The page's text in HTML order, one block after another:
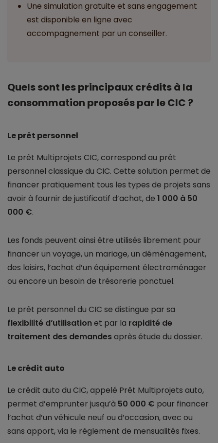
Une simulation gratuite et sans engagement
est disponible en ligne avec
accompagnement par un conseiller.
Quels sont les principaux crédits à la
consommation proposés par le CIC ?
Le prêt personnel
Le prêt Multiprojets CIC, correspond au prêt
personnel classique du CIC. Cette solution permet de
financer pratiquement tous les types de projets sans
avoir à fournir de justificatif d’achat, de 1 000 à 50
000 €.
Les fonds peuvent ainsi être utilisés librement pour
financer un voyage, un mariage, un déménagement,
des loisirs, l’achat d’un équipement électroménager
ou encore un besoin de trésorerie ponctuel.
Le prêt personnel du CIC se distingue par sa
flexibilité d’utilisationet par la rapidité de
traitement des demandesaprès étude du dossier.
Le crédit auto
Le crédit auto du CIC, appelé Prêt Multiprojets auto,
permet d’emprunter jusqu’à 50 000 € pour financer
l’achat d’un véhicule neuf ou d’occasion, avec ou
sans apport, via le règlement de mensualités fixes.